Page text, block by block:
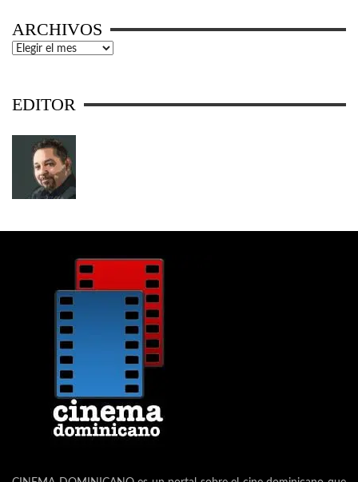
ARCHIVOS
Archivos
EDITOR